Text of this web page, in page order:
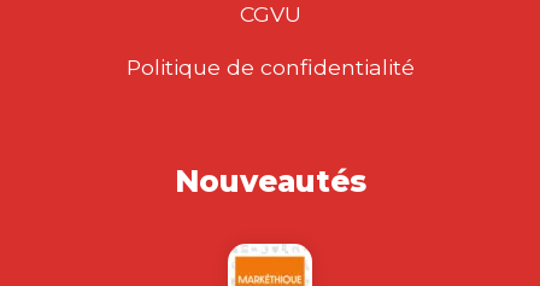
CGVU
Politique de confidentialité
Nouveautés